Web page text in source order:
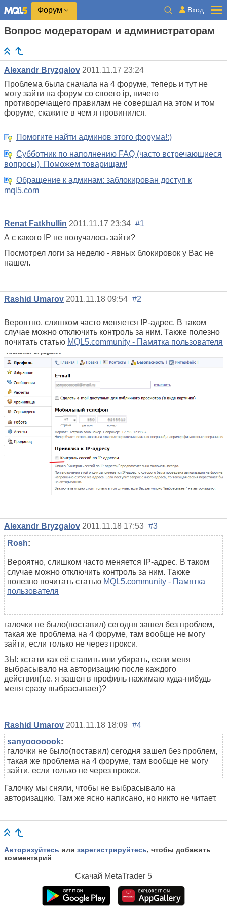
Форум Вход
Вопрос модераторам и администраторам
Alexandr Bryzgalov 2011.11.17 23:24
Проблема была сначала на 4 форуме, теперь и тут не
могу зайти на форум со своего ip, ничего
противоречащего правилам не совершал на этом и том
форуме, скажите в чем я провинился.
Помогите найти админов этого форума!:)
Субботник по наполнению FAQ (часто встречающиеся
вопросы). Поможем товарищам!
Обращение к админам: заблокирован доступ к
mql5.com
Renat Fatkhullin 2011.11.17 23:34 #1
А с какого IP не получалось зайти?
Посмотрел логи за неделю - явных блокировок у Вас не
нашел.
Rashid Umarov 2011.11.18 09:54 #2
Вероятно, слишком часто меняется IP-адрес. В таком
случае можно отключить контроль за ним. Также полезно
почитать статью MQL5.community - Памятка пользователя
Alexandr Bryzgalov 2011.11.18 17:53 #3
Rosh:
Вероятно, слишком часто меняется IP-адрес. В таком
случае можно отключить контроль за ним. Также
полезно почитать статью MQL5.community - Памятка
пользователя
галочки не было(поставил) сегодня зашел без проблем,
такая же проблема на 4 форуме, там вообще не могу
зайти, если только не через прокси.
ЗЫ: кстати как её ставить или убирать, если меня
выбрасывало на авторизацию после каждого
действия(т.е. я зашел в профиль нажимаю куда-нибудь
меня сразу выбрасывает)?
Rashid Umarov 2011.11.18 18:09 #4
sanyooooook:
галочки не было(поставил) сегодня зашел без проблем,
такая же проблема на 4 форуме, там вообще не могу
зайти, если только не через прокси.
Галочку мы сняли, чтобы не выбрасывало на
авторизацию. Там же ясно написано, но никто не читает.
Авторизуйтесь или зарегистрируйтесь, чтобы добавить
комментарий
Скачай MetaTrader 5